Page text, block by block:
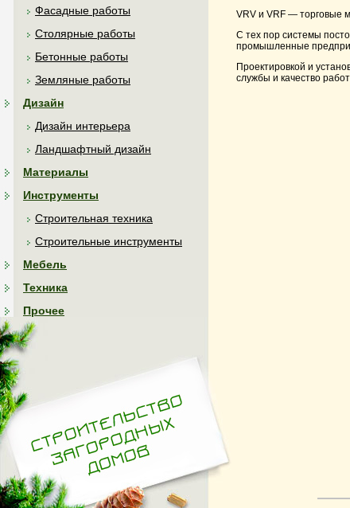
Фасадные работы
Столярные работы
Бетонные работы
Земляные работы
Дизайн
Дизайн интерьера
Ландшафтный дизайн
Материалы
Инструменты
Строительная техника
Строительные инструменты
Мебель
Техника
Прочее
VRV и VRF — торговые
С тех пор системы
промышленные
Проектировкой и
службы и качество